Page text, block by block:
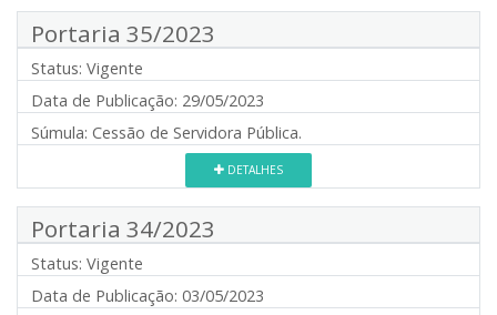
Portaria 35/2023
Status: Vigente
Data de Publicação: 29/05/2023
Súmula: Cessão de Servidora Pública.
DETALHES
Portaria 34/2023
Status: Vigente
Data de Publicação: 03/05/2023